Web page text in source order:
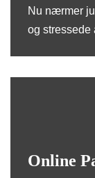
Nu nærmer
og
Online